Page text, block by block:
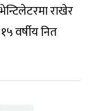
राखेर
वर्षीय नित